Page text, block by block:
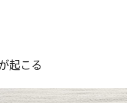
起こる